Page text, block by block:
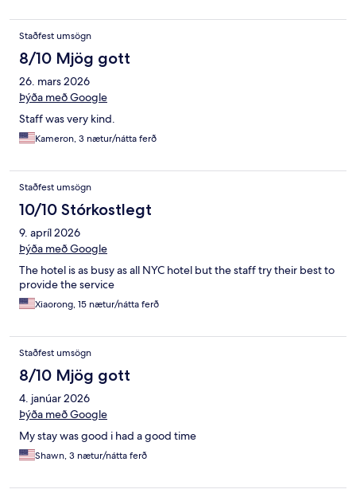
Staðfest umsögn
8/10 Mjög gott
26. mars 2026
Þýða með Google
Staff was very kind.
Kameron, 3 nætur/nátta ferð
Staðfest umsögn
10/10 Stórkostlegt
9. apríl 2026
Þýða með Google
The hotel is as busy as all NYC hotel but the staff try their best to
provide the service
Xiaorong, 15 nætur/nátta ferð
Staðfest umsögn
8/10 Mjög gott
4. janúar 2026
Þýða með Google
My stay was good i had a good time
Shawn, 3 nætur/nátta ferð